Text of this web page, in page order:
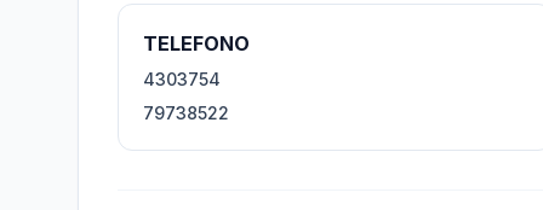
TELEFONO
4303754
79738522